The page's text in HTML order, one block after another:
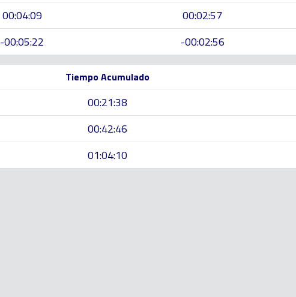
00:04:09 00:02:57
-00:05:22 -00:02:56
Tiempo Acumulado
00:21:38
00:42:46
01:04:10